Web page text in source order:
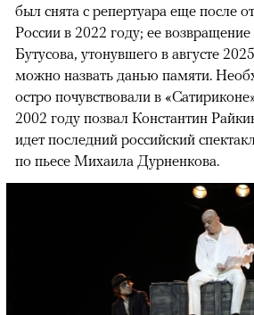
был снята с репертуара еще после
России в 2022 году; ее
Бутусова, утонувшего в августе
можно назвать данью памяти.
остро почувствовали в
2002 году позвал Константин
идет последний российский
по пьесе Михаила Дурненкова.